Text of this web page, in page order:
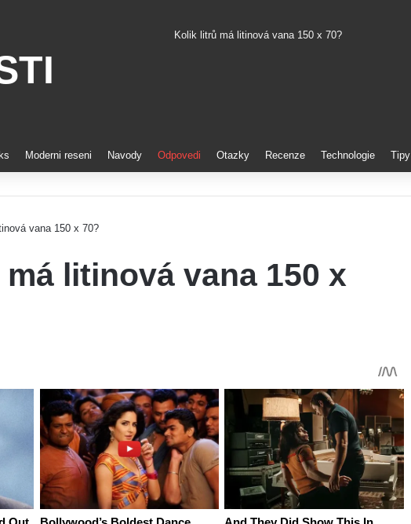
Kolik litrů má litinová vana 150 x 70?
Moderni reseni Navody Odpovedi Otazky Recenze Technologie Tipy
vana 150 x 70?
litinová vana 150 x